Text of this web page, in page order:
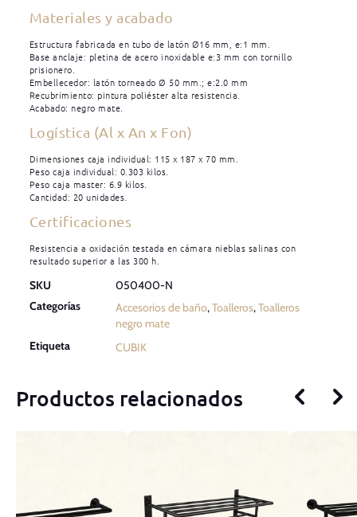
Materiales y acabado
Estructura fabricada en tubo de latón Ø16 mm, e:1 mm.
Base anclaje: pletina de acero inoxidable e:3 mm con tornillo
prisionero.
Embellecedor: latón torneado Ø 50 mm.; e:2.0 mm
Recubrimiento: pintura poliéster alta resistencia.
Acabado: negro mate.
Logística (Al x An x Fon)
Dimensiones caja individual: 115 x 187 x 70 mm.
Peso caja individual: 0.303 kilos.
Peso caja master: 6.9 kilos.
Cantidad: 20 unidades.
Certificaciones
Resistencia a oxidación testada en cámara nieblas salinas con
resultado superior a las 300 h.
SKU
050400-N
Categorías
Accesorios de baño,Toalleros,Toalleros
negro mate
Etiqueta
CUBIK
Productos relacionados